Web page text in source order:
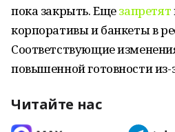
пока закрыть. Ещезапретят
корпоративы и банкеты в
Соответствующие
повышенной готовности из-
Читайте нас